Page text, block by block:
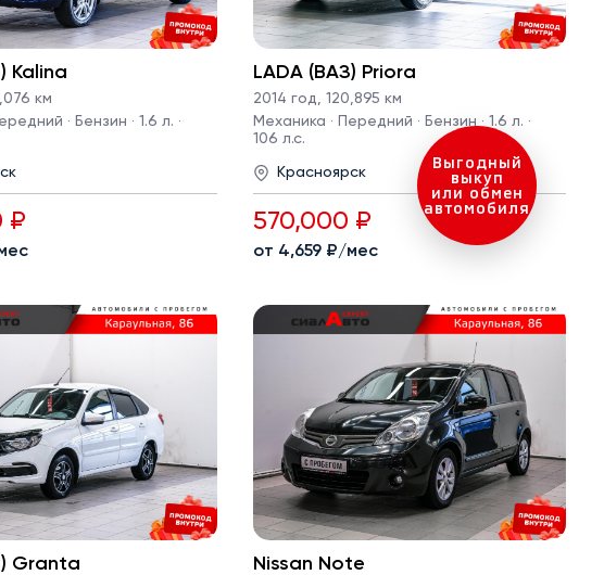
Kalina
км
· Бензин · 1.6 л. ·
₽
LADA (ВАЗ) Priora
2014 год, 120,895 км
Механика · Передний · Бензин · 1.6 л. ·
106 л.с.
Красноярск
570,000 ₽
от 4,659 ₽/мес
Granta Nissan Note